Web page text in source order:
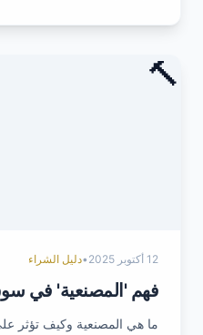
🔨
12 أكتوبر 2025 •دليل الشراء
فهم 'المصنعية' في
ما هي المصنعية وكيف تؤثر